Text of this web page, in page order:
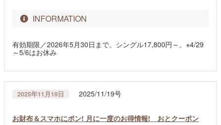
INFORMATION
有効期限／2026年5月30日まで。シングル17,800円～。※4/29
～5/6はお休み
2025年11月19日 2025/11/19号
お財布＆スマホにポン! 月に一度のお得情報! おとクーポン